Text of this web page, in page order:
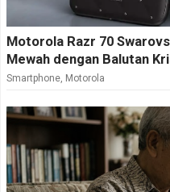
Motorola Razr 70
Mewah dengan Balutan
Smartphone, Motorola